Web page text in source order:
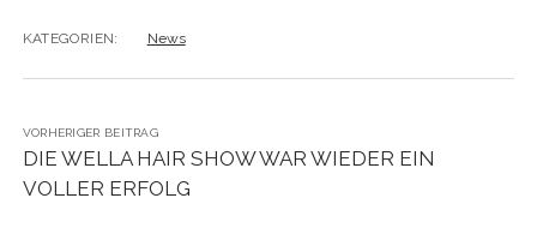
KATEGORIEN: News
VORHERIGER BEITRAG
DIE WELLA HAIR SHOW WAR WIEDER EIN
VOLLER ERFOLG